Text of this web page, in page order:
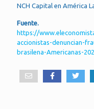
NCH Capital en América
Fuente.
https://
accionistas-denuncian-
brasilena-Americanas-